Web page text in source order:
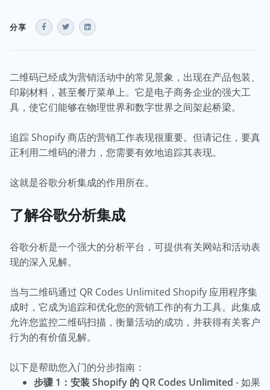
分享
二维码已经成为营销活动中的常见景象，出现在产品包装、
印刷材料，甚至餐厅菜单上。它是电子商务企业的强大工
具，使它们能够在物理世界和数字世界之间架起桥梁。
追踪 Shopify 商店的营销工作表现很重要。但请记住，要真
正利用二维码的潜力，您需要有效地追踪其表现。
这就是谷歌分析集成的作用所在。
了解谷歌分析集成
谷歌分析是一个强大的分析平台，可提供有关网站和活动表
现的深入见解。
当与二维码通过 QR Codes Unlimited Shopify 应用程序集
成时，它成为追踪和优化您的营销工作的有力工具。此集成
允许您监控二维码扫描，衡量活动的成功，并获得有关客户
行为的有价值见解。
以下是帮助您入门的分步指南：
步骤 1：安装 Shopify 的 QR Codes Unlimited - 如果